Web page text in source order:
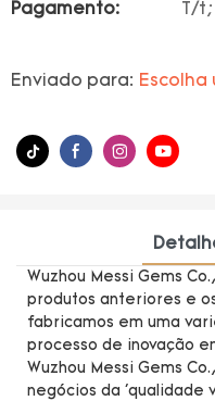
Pagamento: T/
Enviado para:
Wuzhou Messi Gems
produtos anteriores e
fabricamos em uma
processo de inovação
Wuzhou Messi Gems
negócios da 'qualidade